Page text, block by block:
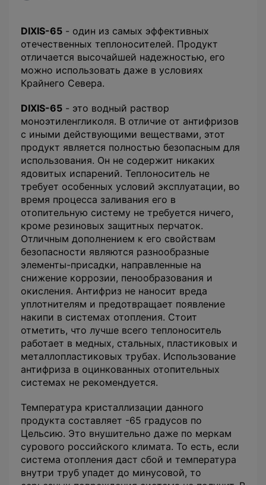
DIXIS-65 - один из самых эффективных
отечественных теплоносителей. Продукт
отличается высочайшей надежностью, его
можно использовать даже в условиях
Крайнего Севера.
DIXIS-65 - это водный раствор
моноэтиленгликоля. В отличие от антифризов
с иными действующими веществами, этот
продукт является полностью безопасным для
использования. Он не содержит никаких
ядовитых испарений. Теплоноситель не
требует особенных условий эксплуатации, во
время процесса заливания его в
отопительную систему не требуется ничего,
кроме резиновых защитных перчаток.
Отличным дополнением к его свойствам
безопасности являются разнообразные
элементы-присадки, направленные на
снижение коррозии, пенообразования и
окисления. Антифриз не наносит вреда
уплотнителям и предотвращает появление
накипи в системах отопления. Стоит
отметить, что лучше всего теплоноситель
работает в медных, стальных, пластиковых и
металлопластиковых трубах. Использование
антифриза в оцинкованных отопительных
системах не рекомендуется.
Температура кристаллизации данного
продукта составляет -65 градусов по
Цельсию. Это внушительно даже по меркам
сурового российского климата. То есть, если
система отопления даст сбой и температура
внутри труб упадет до минусовой, то